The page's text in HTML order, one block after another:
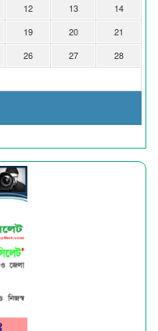
12 13
14
19 20
21
26 27
28